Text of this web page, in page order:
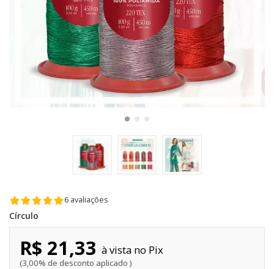
6 avaliações
Círculo
R$ 21,33
3,00% de desconto aplicado
Pix